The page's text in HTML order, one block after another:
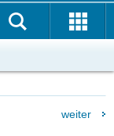
weiter